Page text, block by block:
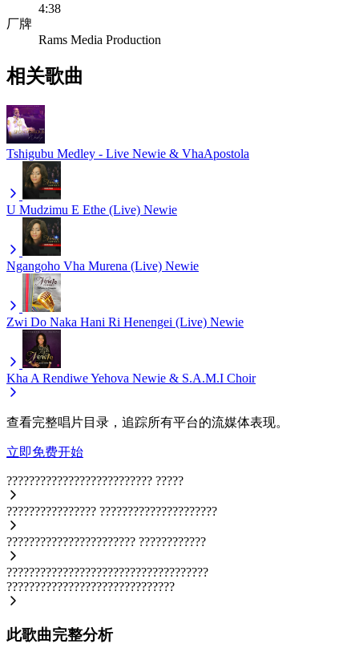
4:38
厂牌
Rams Media Production
相关歌曲
Tshigubu Medley - Live Newie & VhaApostola
U Mudzimu E Ethe (Live) Newie
Ngangoho Vha Murena (Live) Newie
Zwi Do Naka Hani Ri Henengei (Live) Newie
Kha A Rendiwe Yehova Newie & S.A.M.I Choir
查看完整唱片目录，追踪所有平台的流媒体表现。
立即免费开始
?????????????????????????? ?????
???????????????? ?????????????????????
??????????????????????? ????????????
????????????????????????????????????
??????????????????????????????
此歌曲完整分析